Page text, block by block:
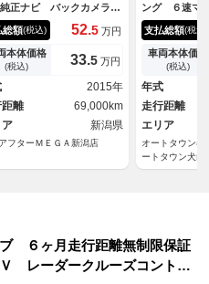
正ナビ バックカメラ
グＴＶ オートクルーズ
ロール ＬＥＤヘッドラ
ＥＴＣ ブラインドスポ
モニター Ｂｌｕｅｔｏｏ
接続 ＣＤ＆ＤＶＤ レー
ープアシスト ＵＳＢ
総額(税込) 52.5 万円
本体価格
(税込) 33.5 万円
2015年
離
69,000km
ア
新潟県
フターＭＥＧＡ新潟店
ング ６速マ
ーゼル車 マ
ビ ＥＴＣ
従レーダーク
ル 衝突被害
ートライト
プ スマート
ーシート
支払総額(税込)
車両本体価格
(税込)
年式
走行距離
エリア
オートタウン
ートタウン犬山
６ヶ月走行距離無制限保証
レーダークルーズコントロ